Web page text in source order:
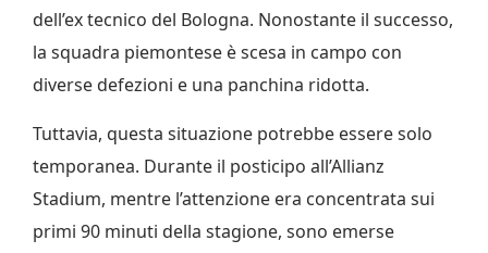
dell’ex tecnico del Bologna. Nonostante il successo,
la squadra piemontese è scesa in campo con
diverse defezioni e una panchina ridotta.
Tuttavia, questa situazione potrebbe essere solo
temporanea. Durante il posticipo all’Allianz
Stadium, mentre l’attenzione era concentrata sui
primi 90 minuti della stagione, sono emerse